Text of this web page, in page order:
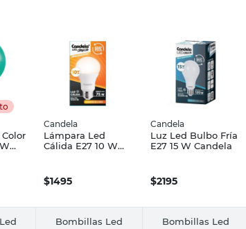
Candela
Lámpara Led
Cálida E27 10 W
$1495
Candela
Luz Led Bulbo Fría
E27 15 W Candela
$2195
Bombillas Led Bombillas Led